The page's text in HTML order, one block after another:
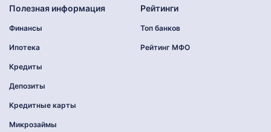
Полезная информация
Финансы
Ипотека
Кредиты
Депозиты
Кредитные карты
Микрозаймы
Рейтинги
Топ банков
Рейтинг МФО